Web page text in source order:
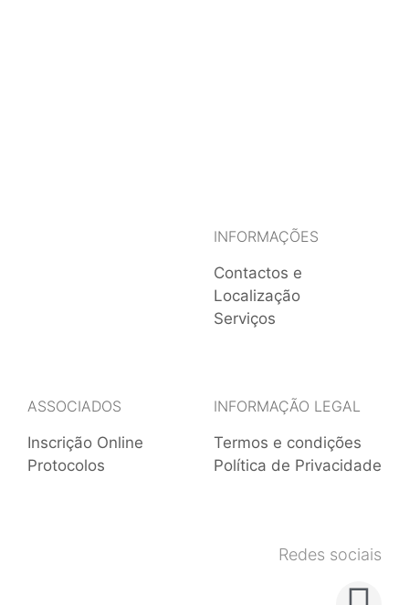
INFORMAÇÕES
Contactos e
Localização
Serviços
ASSOCIADOS
Inscrição Online
Protocolos
INFORMAÇÃO LEGAL
Termos e condições
Política de Privacidade
Redes sociais